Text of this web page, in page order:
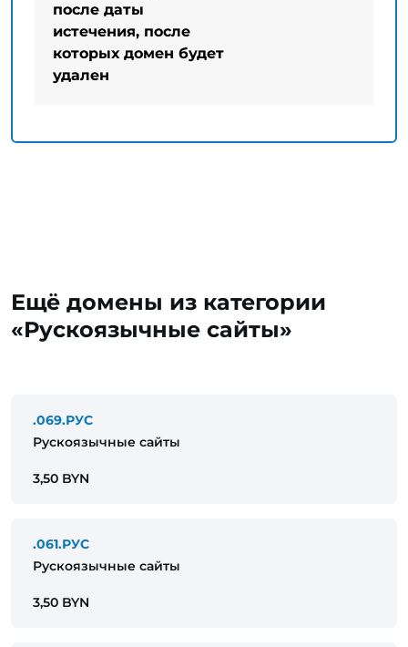
после даты
истечения, после
которых домен будет
удален
Ещё домены из категории
«Рускоязычные сайты»
.069.РУС
Рускоязычные сайты
3,50 BYN
.061.РУС
Рускоязычные сайты
3,50 BYN